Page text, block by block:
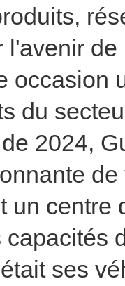
l'avenir
occasion
du
2024,
un centre
ses